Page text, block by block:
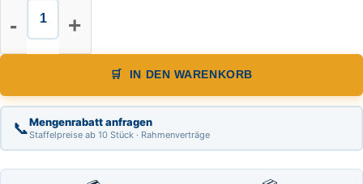
Skalenbandmaß Länge 500 cm/
IN DEN WARENKORB
📞Mengenrabatt anfragen
Staffelpreise ab 10 Stück · Rahmenverträge